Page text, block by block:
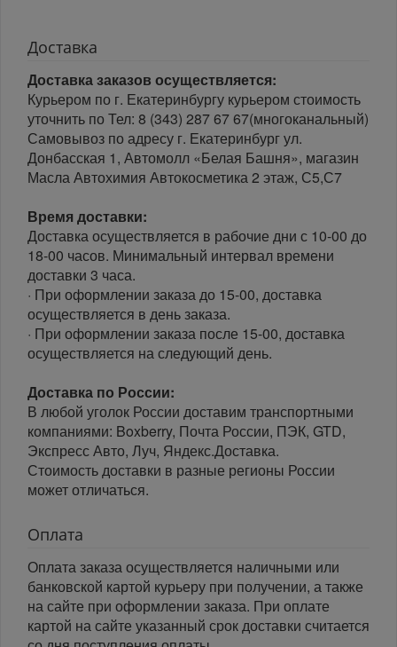
Доставка
Доставка заказов осуществляется:
Курьером по г. Екатеринбургу курьером стоимость
уточнить по Тел: 8 (343) 287 67 67(многоканальный)
Самовывоз по адресу г. Екатеринбург ул.
Донбасская 1, Автомолл «Белая Башня», магазин
Масла Автохимия Автокосметика 2 этаж, С5,С7
Время доставки:
Доставка осуществляется в рабочие дни с 10-00 до
18-00 часов. Минимальный интервал времени
доставки 3 часа.
· При оформлении заказа до 15-00, доставка
осуществляется в день заказа.
· При оформлении заказа после 15-00, доставка
осуществляется на следующий день.
Доставка по России:
В любой уголок России доставим транспортными
компаниями: Boxberry, Почта России, ПЭК, GTD,
Экспресс Авто, Луч, Яндекс.Доставка.
Стоимость доставки в разные регионы России
может отличаться.
Оплата
Оплата заказа осуществляется наличными или
банковской картой курьеру при получении, а также
на сайте при оформлении заказа. При оплате
картой на сайте указанный срок доставки считается